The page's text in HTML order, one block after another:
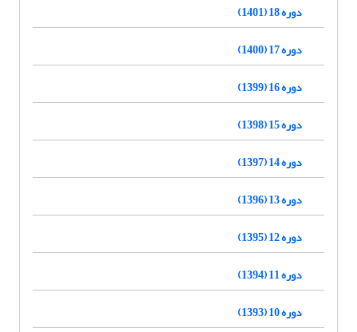
دوره 18 (1401)
دوره 17 (1400)
دوره 16 (1399)
دوره 15 (1398)
دوره 14 (1397)
دوره 13 (1396)
دوره 12 (1395)
دوره 11 (1394)
دوره 10 (1393)